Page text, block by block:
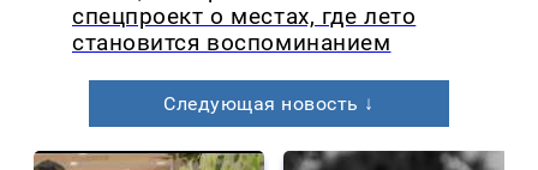
спецпроект о местах, где лето
становится воспоминанием
Следующая новость ↓